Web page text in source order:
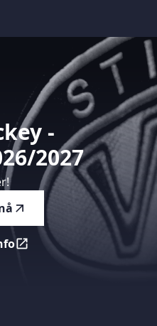
Mer enn bare
-
2027
Hockey -